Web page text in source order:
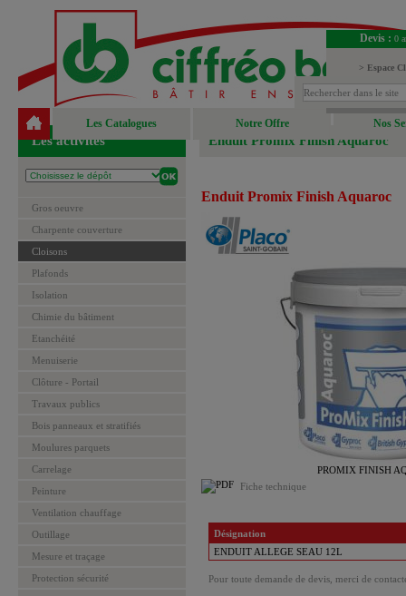
Devis : 0
> Espace
> Espace
Les Catalogues Notre Offre Nos
Les activités
Gros oeuvre
Charpente couverture
Cloisons
Plafonds
Isolation
Chimie du bâtiment
Etanchéité
Menuiserie
Clôture - Portail
Travaux publics
Bois panneaux et stratifiés
Moulures parquets
Carrelage
Peinture
Ventilation chauffage
Outillage
Mesure et traçage
Protection sécurité
Enduit Promix Finish Aquaroc
Enduit Promix Finish Aquaroc
PROMIX FINISH
Fiche technique
Désignation
ENDUIT ALLEGE SEAU 12L
Pour toute demande de devis, merci de